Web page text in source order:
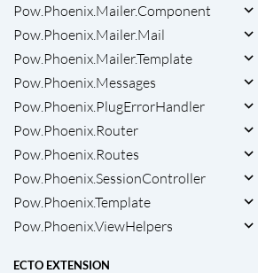
Pow.Phoenix.Mailer.Component
Pow.Phoenix.Mailer.Mail
Pow.Phoenix.Mailer.Template
Pow.Phoenix.Messages
Pow.Phoenix.PlugErrorHandler
Pow.Phoenix.Router
Pow.Phoenix.Routes
Pow.Phoenix.SessionController
Pow.Phoenix.Template
Pow.Phoenix.ViewHelpers
ECTO EXTENSION